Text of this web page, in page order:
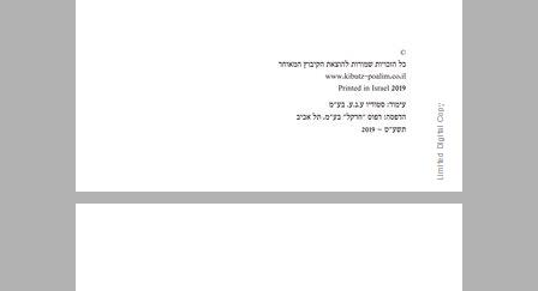
תוכן העניינים ... 5